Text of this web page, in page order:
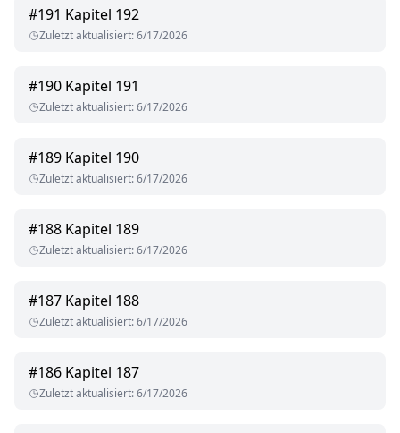
#191 Kapitel 192
Zuletzt aktualisiert:6/17/2026
#190 Kapitel 191
Zuletzt aktualisiert:6/17/2026
#189 Kapitel 190
Zuletzt aktualisiert:6/17/2026
#188 Kapitel 189
Zuletzt aktualisiert:6/17/2026
#187 Kapitel 188
Zuletzt aktualisiert:6/17/2026
#186 Kapitel 187
Zuletzt aktualisiert:6/17/2026